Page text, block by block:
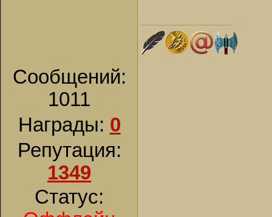
Сообщений:
1011
Награды: 0
Репутация:
1349
Статус:
Впрочем за
охотнее. Но